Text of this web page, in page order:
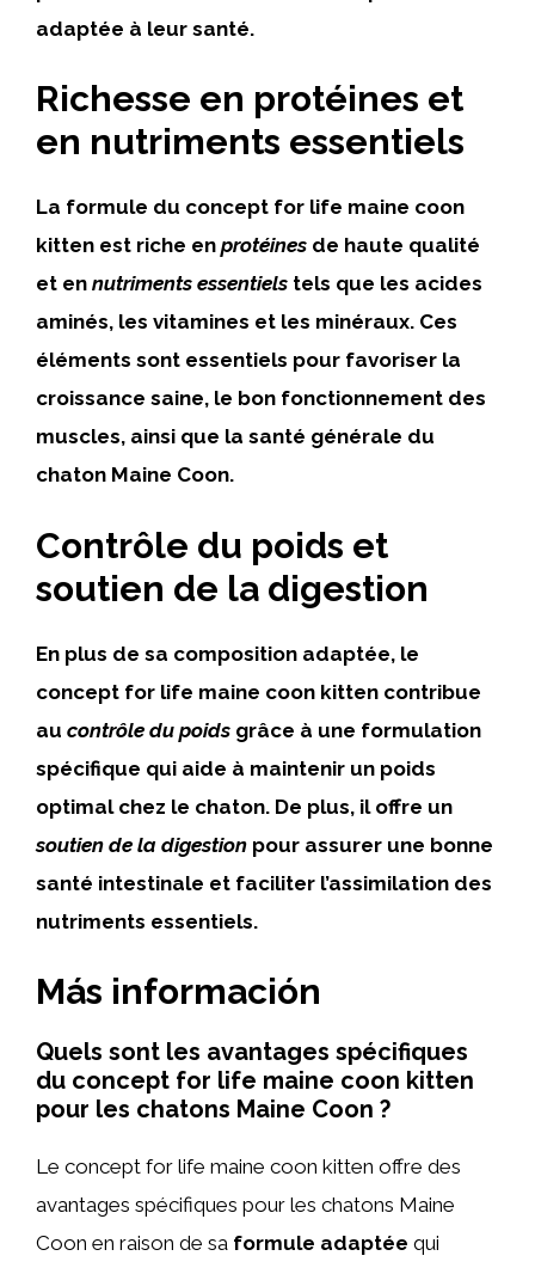
adaptée à leur santé.
Richesse en protéines et
en nutriments essentiels
La formule du concept for life maine coon
kitten est riche en protéines de haute qualité
et en nutriments essentiels tels que les acides
aminés, les vitamines et les minéraux. Ces
éléments sont essentiels pour favoriser la
croissance saine, le bon fonctionnement des
muscles, ainsi que la santé générale du
chaton Maine Coon.
Contrôle du poids et
soutien de la digestion
En plus de sa composition adaptée, le
concept for life maine coon kitten contribue
au contrôle du poids grâce à une formulation
spécifique qui aide à maintenir un poids
optimal chez le chaton. De plus, il offre un
soutien de la digestion pour assurer une bonne
santé intestinale et faciliter l’assimilation des
nutriments essentiels.
Más información
Quels sont les avantages spécifiques
du concept for life maine coon kitten
pour les chatons Maine Coon ?
Le concept for life maine coon kitten offre des
avantages spécifiques pour les chatons Maine
Coon en raison de sa formule adaptée qui